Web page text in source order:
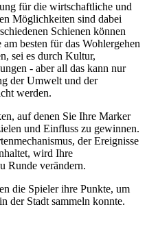
für die wirtschaftliche und
Möglichkeiten sind dabei
Schienen können
besten für das Wohlergehen
sei es durch Kultur,
- aber all das kann nur
der Umwelt und der
werden.
auf denen Sie Ihre Marker
und Einfluss zu gewinnen.
der Ereignisse
wird Ihre
Runde verändern.
die Spieler ihre Punkte, um
der Stadt sammeln konnte.